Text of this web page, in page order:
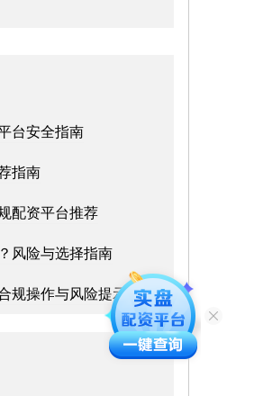
台安全指南
指南
配资平台推荐
风险与选择指南
规操作与风险提示